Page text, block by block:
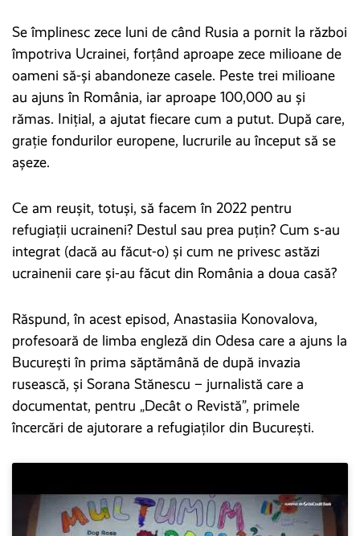
Se împlinesc zece luni de când Rusia a pornit la război
împotriva Ucrainei, forțând aproape zece milioane de
oameni să-și abandoneze casele. Peste trei milioane
au ajuns în România, iar aproape 100,000 au și
rămas. Inițial, a ajutat fiecare cum a putut. După care,
grație fondurilor europene, lucrurile au început să se
așeze.
Ce am reușit, totuși, să facem în 2022 pentru
refugiații ucraineni? Destul sau prea puțin? Cum s-au
integrat (dacă au făcut-o) și cum ne privesc astăzi
ucrainenii care și-au făcut din România a doua casă?
Răspund, în acest episod, Anastasiia Konovalova,
profesoară de limba engleză din Odesa care a ajuns la
București în prima săptămână de după invazia
rusească, și Sorana Stănescu – jurnalistă care a
documentat, pentru „Decât o Revistă”, primele
încercări de ajutorare a refugiaților din București.